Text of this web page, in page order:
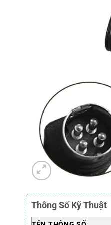
Thông Số Kỹ Thuật